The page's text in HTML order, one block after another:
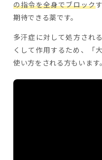
の指令を全身でブロック
期待できる薬です。
多汗症に対して処方され
くして作用するため、「
使い方をされる方もいます